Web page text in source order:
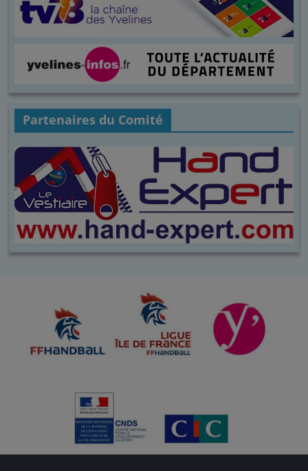
Partenaires du Comité